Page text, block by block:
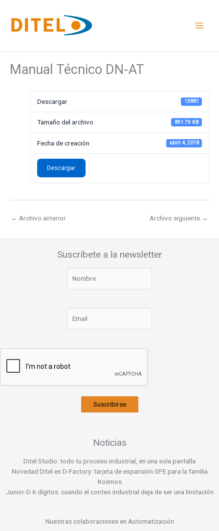
contenido
Manual Técnico DN-AT
Descargar 13881
Tamaño del archivo 891.79 KB
Fecha de creación abril 4, 2018
Descargar
← Archivo anterior Archivo siguiente →
Suscríbete a la newsletter
Suscribirse
Noticias
Ditel Studio: todo tu proceso industrial, en una sola pantalla
Novedad Ditel en D-Factory: tarjeta de expansión SPE para la familia
Kosmos
Junior-D 6 dígitos: cuando el conteo industrial deja de ser una limitación
Nuestras colaboraciones en Automatización